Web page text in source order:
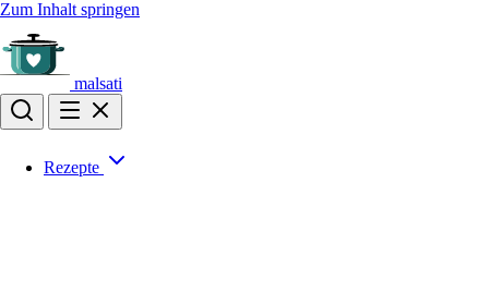
Zum Inhalt springen
malsati
Rezepte